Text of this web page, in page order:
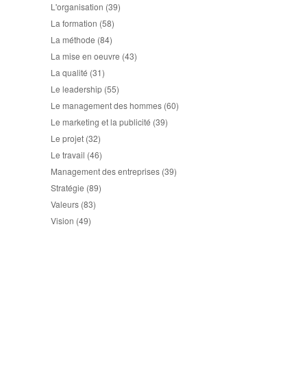
L'organisation (39)
La formation (58)
La méthode (84)
La mise en oeuvre (43)
La qualité (31)
Le leadership (55)
Le management des hommes (60)
Le marketing et la publicité (39)
Le projet (32)
Le travail (46)
Management des entreprises (39)
Stratégie (89)
Valeurs (83)
Vision (49)